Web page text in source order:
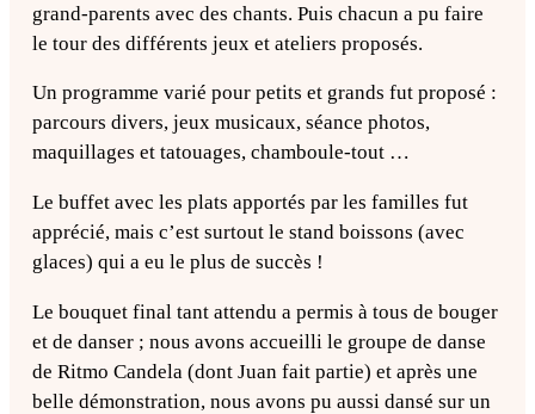
grand-parents avec des chants. Puis chacun a pu faire
le tour des différents jeux et ateliers proposés.
Un programme varié pour petits et grands fut proposé :
parcours divers, jeux musicaux, séance photos,
maquillages et tatouages, chamboule-tout …
Le buffet avec les plats apportés par les familles fut
apprécié, mais c’est surtout le stand boissons (avec
glaces) qui a eu le plus de succès !
Le bouquet final tant attendu a permis à tous de bouger
et de danser ; nous avons accueilli le groupe de danse
de Ritmo Candela (dont Juan fait partie) et après une
belle démonstration, nous avons pu aussi dansé sur un